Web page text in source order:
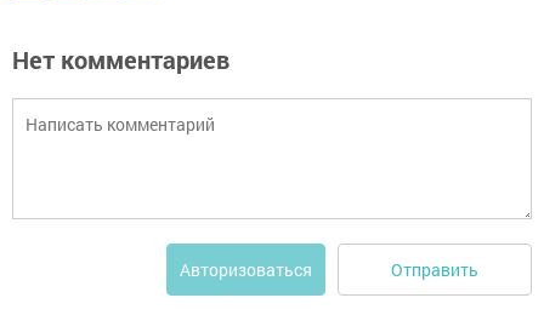
Нет комментариев
Авторизоваться Отправить